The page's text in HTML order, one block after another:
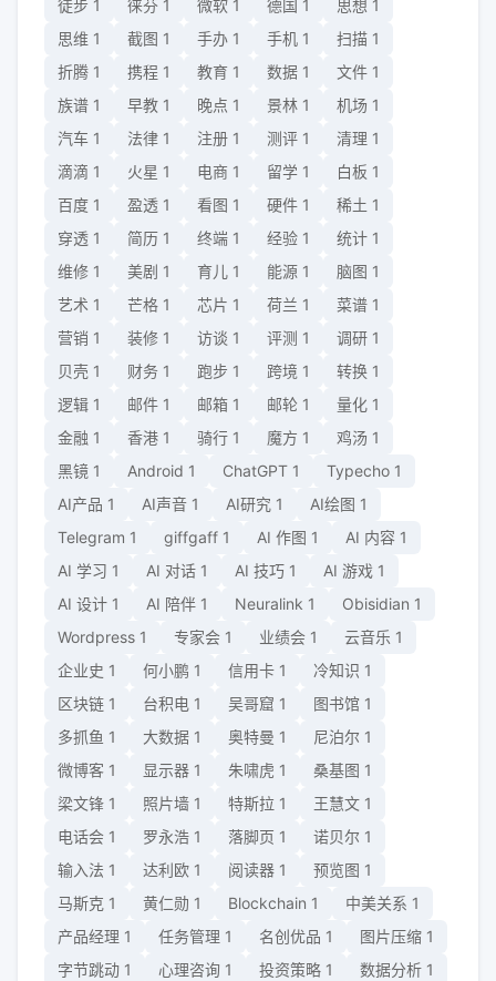
徒步 1 徕芬 1 微软 1 德国 1 思想 1
思维 1 截图 1 手办 1 手机 1 扫描 1
折腾 1 携程 1 教育 1 数据 1 文件 1
族谱 1 早教 1 晚点 1 景林 1 机场 1
汽车 1 法律 1 注册 1 测评 1 清理 1
滴滴 1 火星 1 电商 1 留学 1 白板 1
百度 1 盈透 1 看图 1 硬件 1 稀土 1
穿透 1 简历 1 终端 1 经验 1 统计 1
维修 1 美剧 1 育儿 1 能源 1 脑图 1
艺术 1 芒格 1 芯片 1 荷兰 1 菜谱 1
营销 1 装修 1 访谈 1 评测 1 调研 1
贝壳 1 财务 1 跑步 1 跨境 1 转换 1
逻辑 1 邮件 1 邮箱 1 邮轮 1 量化 1
金融 1 香港 1 骑行 1 魔方 1 鸡汤 1
黑镜 1 Android 1 ChatGPT 1 Typecho 1
AI产品 1 AI声音 1 AI研究 1 AI绘图 1
Telegram 1 giffgaff 1 AI 作图 1 AI 内容 1
AI 学习 1 AI 对话 1 AI 技巧 1 AI 游戏 1
AI 设计 1 AI 陪伴 1 Neuralink 1 Obisidian 1
Wordpress 1 专家会 1 业绩会 1 云音乐 1
企业史 1 何小鹏 1 信用卡 1 冷知识 1
区块链 1 台积电 1 吴哥窟 1 图书馆 1
多抓鱼 1 大数据 1 奥特曼 1 尼泊尔 1
微博客 1 显示器 1 朱啸虎 1 桑基图 1
梁文锋 1 照片墙 1 特斯拉 1 王慧文 1
电话会 1 罗永浩 1 落脚页 1 诺贝尔 1
输入法 1 达利欧 1 阅读器 1 预览图 1
马斯克 1 黄仁勋 1 Blockchain 1 中美关系 1
产品经理 1 任务管理 1 名创优品 1 图片压缩 1
字节跳动 1 心理咨询 1 投资策略 1 数据分析 1